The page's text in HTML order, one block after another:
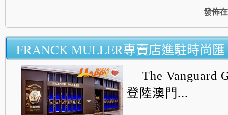
發佈在
FRANCK MULLER專賣店進駐時尚匯
The Vanguard
登陸澳門...